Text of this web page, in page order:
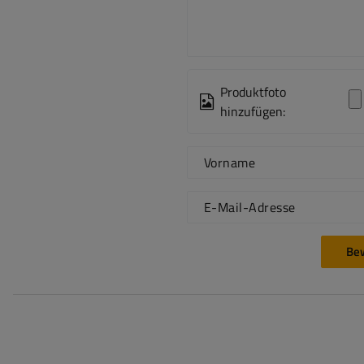
Produktfoto
hinzufügen:
Vorname
E-Mail-Adresse